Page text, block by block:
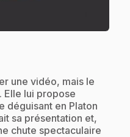
une vidéo, mais le
Elle lui propose
déguisant en Platon
sa présentation et,
chute spectaculaire